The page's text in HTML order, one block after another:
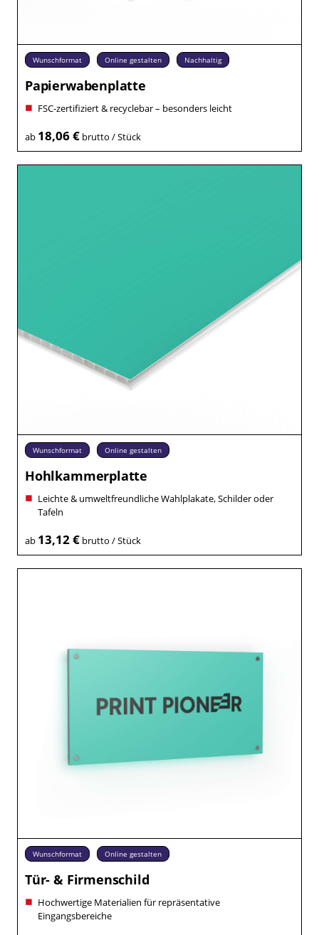
Wunschformat Online gestalten Nachhaltig
Papierwabenplatte
FSC-zertifiziert & recyclebar – besonders leicht
ab 18,06 €brutto / Stück
Wunschformat Online gestalten
Hohlkammerplatte
Leichte & umweltfreundliche Wahlplakate, Schilder oder
Tafeln
ab 13,12 €brutto / Stück
Wunschformat Online gestalten
Tür- & Firmenschild
Hochwertige Materialien für repräsentative
Eingangsbereiche